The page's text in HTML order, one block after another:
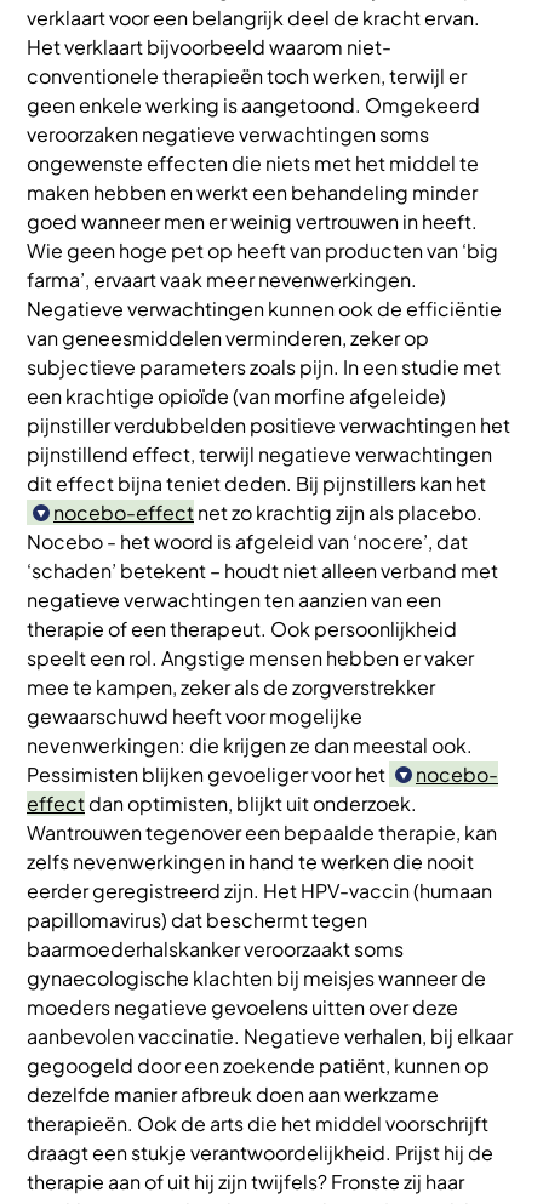
verklaart voor een belangrijk deel de kracht ervan.
Het verklaart bijvoorbeeld waarom niet-
conventionele therapieën toch werken, terwijl er
geen enkele werking is aangetoond. Omgekeerd
veroorzaken negatieve verwachtingen soms
ongewenste effecten die niets met het middel te
maken hebben en werkt een behandeling minder
goed wanneer men er weinig vertrouwen in heeft.
Wie geen hoge pet op heeft van producten van ‘big
farma’, ervaart vaak meer nevenwerkingen.
Negatieve verwachtingen kunnen ook de efficiëntie
van geneesmiddelen verminderen, zeker op
subjectieve parameters zoals pijn. In een studie met
een krachtige opioïde (van morfine afgeleide)
pijnstiller verdubbelden positieve verwachtingen het
pijnstillend effect, terwijl negatieve verwachtingen
dit effect bijna teniet deden. Bij pijnstillers kan het
nocebo-effectnet zo krachtig zijn als placebo.
Nocebo - het woord is afgeleid van ‘nocere’, dat
‘schaden’ betekent – houdt niet alleen verband met
negatieve verwachtingen ten aanzien van een
therapie of een therapeut. Ook persoonlijkheid
speelt een rol. Angstige mensen hebben er vaker
mee te kampen, zeker als de zorgverstrekker
gewaarschuwd heeft voor mogelijke
nevenwerkingen: die krijgen ze dan meestal ook.
Pessimisten blijken gevoeliger voor het
nocebo-
effectdan optimisten, blijkt uit onderzoek.
Wantrouwen tegenover een bepaalde therapie, kan
zelfs nevenwerkingen in hand te werken die nooit
eerder geregistreerd zijn. Het HPV-vaccin (humaan
papillomavirus) dat beschermt tegen
baarmoederhalskanker veroorzaakt soms
gynaecologische klachten bij meisjes wanneer de
moeders negatieve gevoelens uitten over deze
aanbevolen vaccinatie. Negatieve verhalen, bij elkaar
gegoogeld door een zoekende patiënt, kunnen op
dezelfde manier afbreuk doen aan werkzame
therapieën. Ook de arts die het middel voorschrijft
draagt een stukje verantwoordelijkheid. Prijst hij de
therapie aan of uit hij zijn twijfels? Fronste zij haar